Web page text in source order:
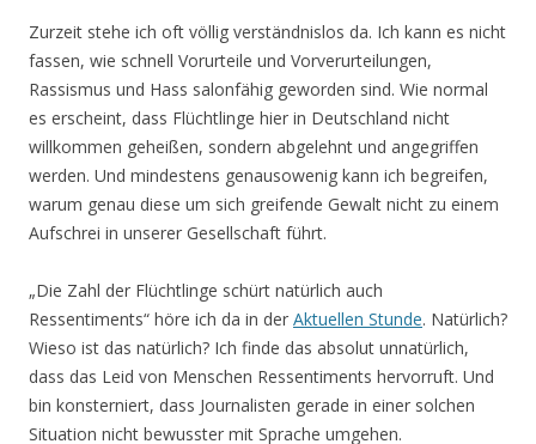
Zurzeit stehe ich oft völlig verständnislos da. Ich kann es nicht
fassen, wie schnell Vorurteile und Vorverurteilungen,
Rassismus und Hass salonfähig geworden sind. Wie normal
es erscheint, dass Flüchtlinge hier in Deutschland nicht
willkommen geheißen, sondern abgelehnt und angegriffen
werden. Und mindestens genausowenig kann ich begreifen,
warum genau diese um sich greifende Gewalt nicht zu einem
Aufschrei in unserer Gesellschaft führt.
„Die Zahl der Flüchtlinge schürt natürlich auch
Ressentiments“ höre ich da in der Aktuellen Stunde. Natürlich?
Wieso ist das natürlich? Ich finde das absolut unnatürlich,
dass das Leid von Menschen Ressentiments hervorruft. Und
bin konsterniert, dass Journalisten gerade in einer solchen
Situation nicht bewusster mit Sprache umgehen.